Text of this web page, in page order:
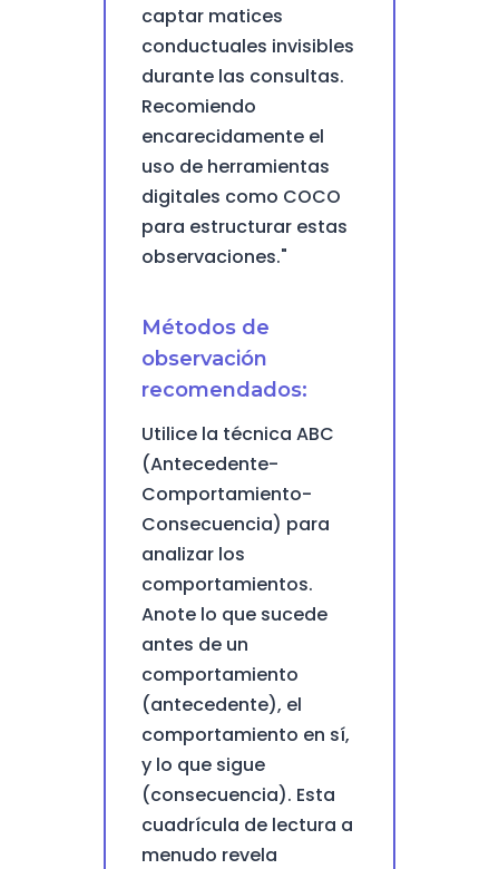
captar matices
conductuales invisibles
durante las consultas.
Recomiendo
encarecidamente el
uso de herramientas
digitales como COCO
para estructurar estas
observaciones."
Métodos de
observación
recomendados:
Utilice la técnica ABC
(Antecedente-
Comportamiento-
Consecuencia) para
analizar los
comportamientos.
Anote lo que sucede
antes de un
comportamiento
(antecedente), el
comportamiento en sí,
y lo que sigue
(consecuencia). Esta
cuadrícula de lectura a
menudo revela